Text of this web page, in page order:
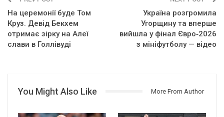
На церемонії буде Том
Круз. Девід Бекхем
отримає зірку на Алеї
слави в Голлівуді
Україна розгромила
Угорщину та вперше
вийшла у фінал Євро‑2026
з мініфутболу — відео
You Might Also Like More From Author